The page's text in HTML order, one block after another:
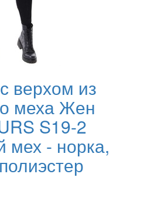
верхом из
меха Жен
S19-2
мех - норка,